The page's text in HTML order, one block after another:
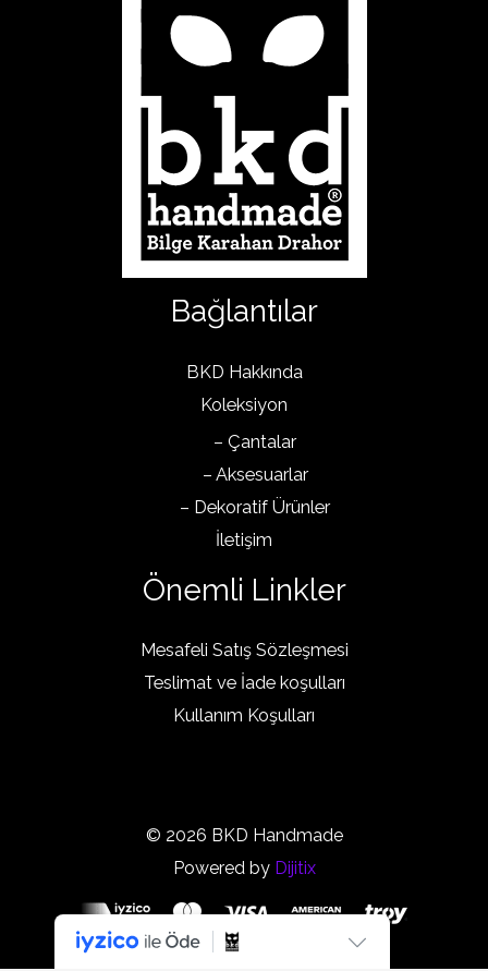
Bağlantılar
BKD Hakkında
Koleksiyon
– Çantalar
– Aksesuarlar
– Dekoratif Ürünler
İletişim
Önemli Linkler
Mesafeli Satış Sözleşmesi
Teslimat ve İade koşulları
Kullanım Koşulları
© 2026 BKD Handmade
Powered by Dijitix